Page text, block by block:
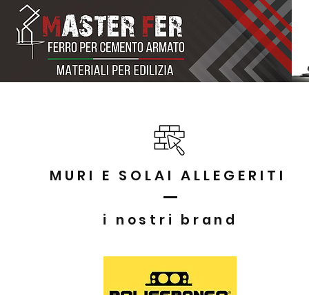
MURI E SOLAI ALLEGERITI
i nostri brand